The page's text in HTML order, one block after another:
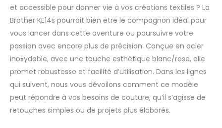
et accessible pour donner vie à vos créations textiles ? La
Brother KE14s pourrait bien être le compagnon idéal pour
vous lancer dans cette aventure ou poursuivre votre
passion avec encore plus de précision. Conçue en acier
inoxydable, avec une touche esthétique blanc/rose, elle
promet robustesse et facilité d’utilisation. Dans les lignes
qui suivent, nous vous dévoilons comment ce modèle
peut répondre à vos besoins de couture, qu’il s’agisse de
retouches simples ou de projets plus élaborés.